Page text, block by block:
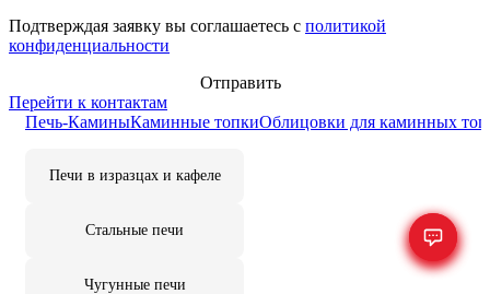
Подтверждая заявку вы соглашаетесь с политикой
конфиденциальности
Отправить
Перейти к контактам
Печь-КаминыКаминные топкиОблицовки для каминных
Печи в изразцах и кафеле
Стальные печи
Чугунные печи